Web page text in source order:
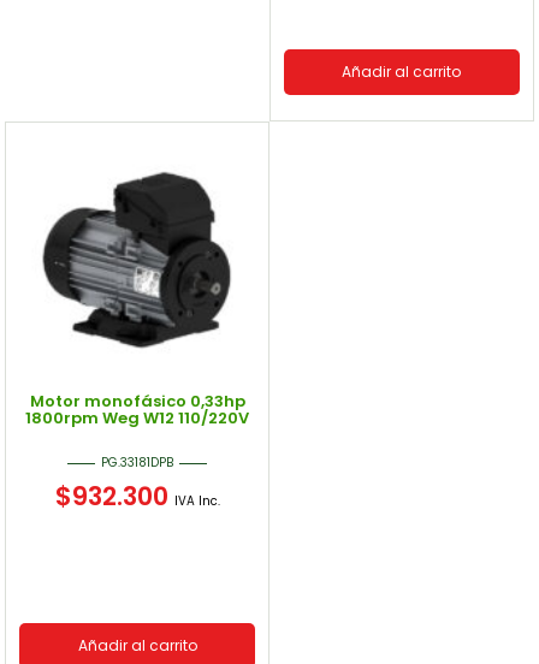
Añadir al carrito
Motor monofásico 0,33hp
1800rpm Weg W12 110/220V
PG.33181DPB
$932.300 IVA Inc.
Añadir al carrito